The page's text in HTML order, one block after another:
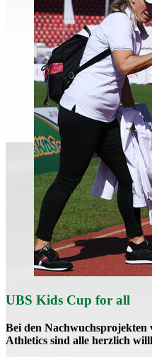
UBS Kids Cup for all
Bei den Nachwuchsprojekten
Athletics sind alle herzlich